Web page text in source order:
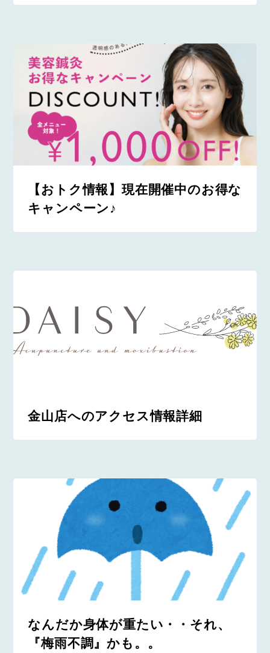
【おトク情報】現在開催中のお得な
キャンペーン♪
金山店へのアクセス情報詳細
なんだか身体が重たい・・それ、
『梅雨不調』かも。。